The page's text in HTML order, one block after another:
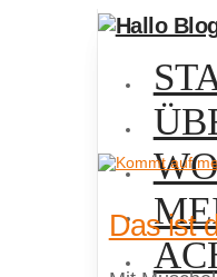
Das ist